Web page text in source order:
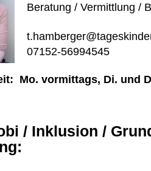
Beratung / Vermittlung /
07152-56994545
Mo. vormittags, Di. und
/ Inklusion /